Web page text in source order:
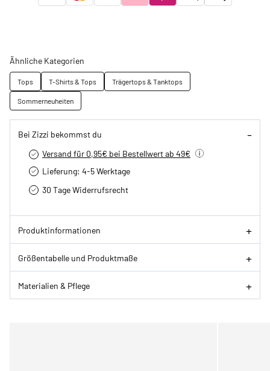
Ähnliche Kategorien
Tops T-Shirts & Tops
Trägertops & Tanktops
Sommerneuheiten
Bei Zizzi bekommst du
Versand für 0,95€ bei Bestellwert ab 49€
Lieferung: 4-5 Werktage
30 Tage Widerrufsrecht
Produktinformationen
Größentabelle und Produktmaße
Materialien & Pflege